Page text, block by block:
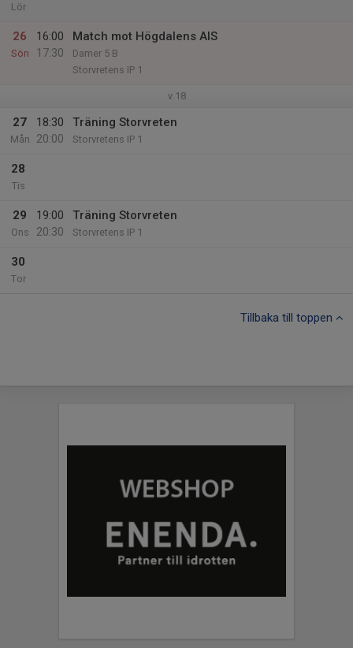
Lör
26
Sön
16:00
17:30
Match mot Högdalens AIS
Damer 5 B
Storvretens IP 1
v.18
27
Mån
18:30
20:00
Träning Storvreten
Storvretens IP 1
28
Tis
29
Ons
19:00
20:30
Träning Storvreten
Storvretens IP 1
30
Tor
Tillbaka till toppen